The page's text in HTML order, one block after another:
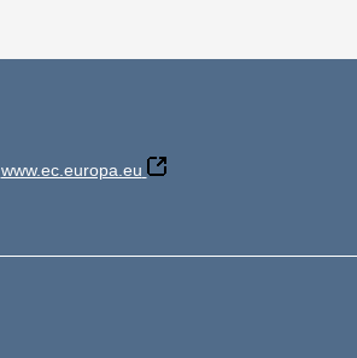
www.ec.europa.eu